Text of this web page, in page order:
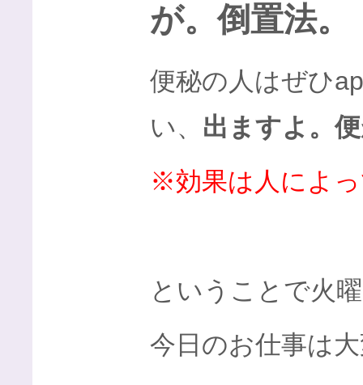
が。倒置法。
便秘の人はぜひ
い、 出ますよ。
※効果は人によ
ということで火
今日のお仕事は